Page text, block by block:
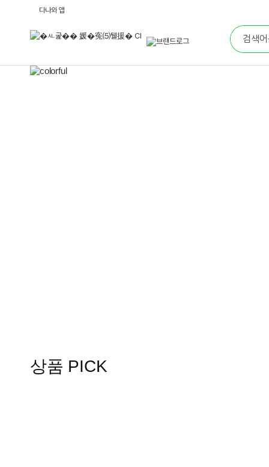
통
합
검
색
다나와 앱
상품 PICK